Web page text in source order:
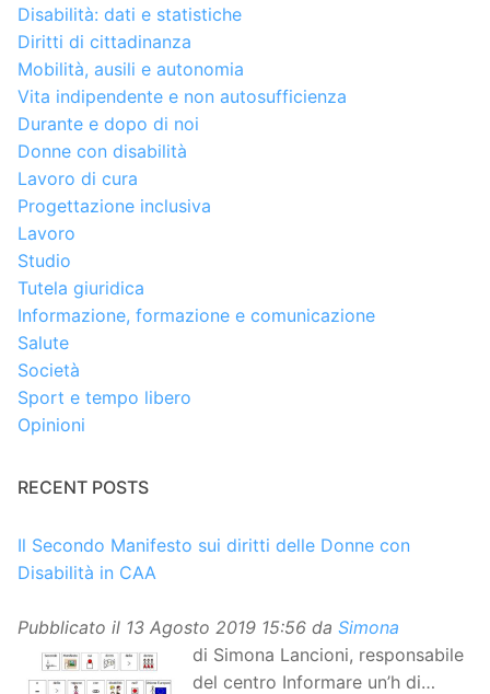
Disabilità: dati e statistiche
Diritti di cittadinanza
Mobilità, ausili e autonomia
Vita indipendente e non autosufficienza
Durante e dopo di noi
Donne con disabilità
Lavoro di cura
Progettazione inclusiva
Lavoro
Studio
Tutela giuridica
Informazione, formazione e comunicazione
Salute
Società
Sport e tempo libero
Opinioni
RECENT POSTS
Il Secondo Manifesto sui diritti delle Donne con
Disabilità in CAA
Pubblicato il 13 Agosto 2019 15:56 da Simona
di Simona Lancioni, responsabile
del centro Informare un’h di